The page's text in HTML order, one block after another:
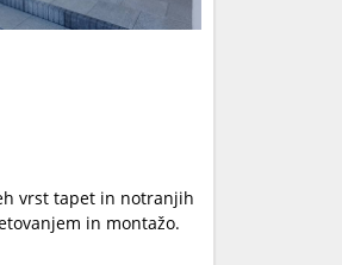
vrst tapet in notranjih
in montažo.